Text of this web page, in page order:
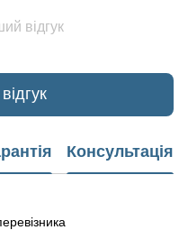
відгук
Консультація